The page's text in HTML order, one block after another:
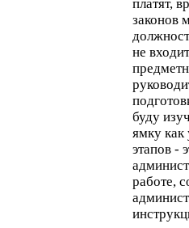
платят,
законов
не
буду
ямку как
этапов -
работе,